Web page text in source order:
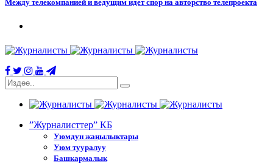
Между телекомпанией и ведущим идет спор на авторство телепроекта
”Журналисттер” КБ
Уюмдун жаңылыктары
Уюм тууралуу
Башкармалык